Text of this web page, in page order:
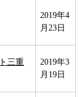
2019年4
月23日
三重
2019年3
月19日